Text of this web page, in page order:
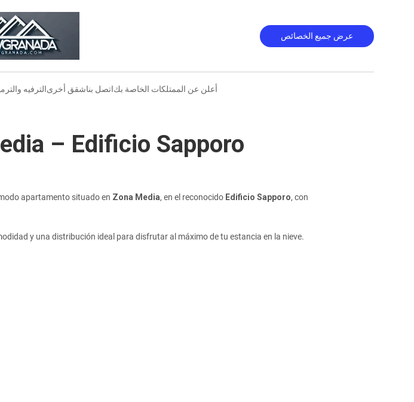
عرض جميع الخصائص
الترفيهشقق أخرىاتصل بناأعلن عن الممتلكات الخاصة بك
– Edificio Sapporo
apartamento situado en Zona Media, en el reconocido Edificio Sapporo, con
y una distribución ideal para disfrutar al máximo de tu estancia en la nieve.